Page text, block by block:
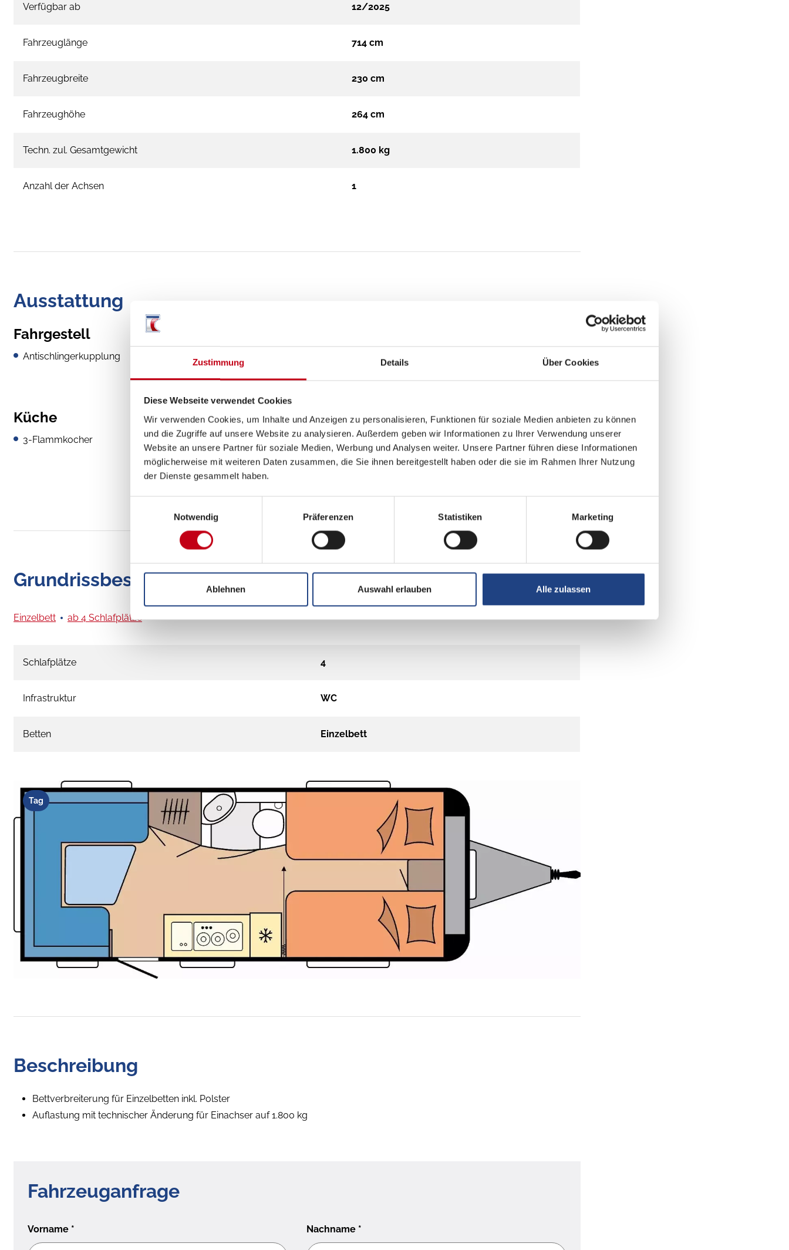
Zustimmung Details Über Cookies
Diese Webseite verwendet Cookies
Wir verwenden Cookies, um Inhalte und Anzeigen zu personalisieren, Funktionen für soziale Medien anbieten zu können
und die Zugriffe auf unsere Website zu analysieren. Außerdem geben wir Informationen zu Ihrer Verwendung unserer
Website an unsere Partner für soziale Medien, Werbung und Analysen weiter. Unsere Partner führen diese Informationen
möglicherweise mit weiteren Daten zusammen, die Sie ihnen bereitgestellt haben oder die sie im Rahmen Ihrer Nutzung
der Dienste gesammelt haben.
Notwendig
Präferenzen Statistiken Marketing
Ablehnen Auswahl erlauben Alle zulassen
Verfügbar ab 12/2025
Fahrzeuglänge 714 cm
Fahrzeugbreite 230 cm
Fahrzeughöhe 264 cm
Techn. zul. Gesamtgewicht 1.800 kg
Anzahl der Achsen 1
Ausstattung
Fahrgestell
Antischlingerkupplung Bettverbreiterung
Küche
3-Flammkocher
Grundrissbeschreibung
Einzelbett ab 4 Schlafplätze
Schlafplätze 4
Infrastruktur WC
Betten Einzelbett
Tag
Beschreibung
Bettverbreiterung für Einzelbetten inkl. Polster
Auflastung mit technischer Änderung für Einachser auf 1.800 kg
Fahrzeuganfrage
Vorname * Nachname *